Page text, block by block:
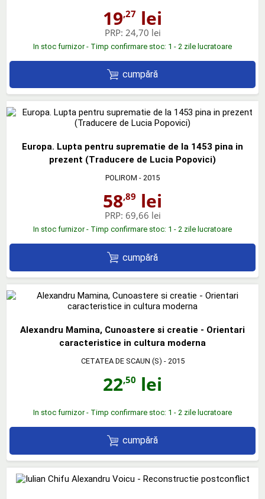
19,27 lei
PRP: 24,70 lei
In stoc furnizor - Timp confirmare stoc: 1 - 2 zile lucratoare
cumpără
Europa. Lupta pentru suprematie de la 1453 pina in
prezent (Traducere de Lucia Popovici)
POLIROM - 2015
58,89 lei
PRP: 69,66 lei
In stoc furnizor - Timp confirmare stoc: 1 - 2 zile lucratoare
cumpără
Alexandru Mamina, Cunoastere si creatie - Orientari
caracteristice in cultura moderna
CETATEA DE SCAUN (S) - 2015
22,50 lei
In stoc furnizor - Timp confirmare stoc: 1 - 2 zile lucratoare
cumpără